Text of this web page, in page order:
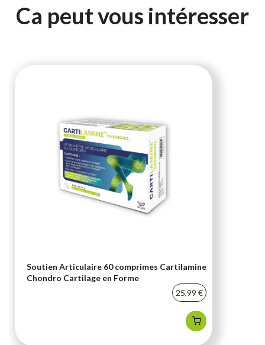
Ca peut vous intéresser
Soutien Articulaire 60 comprimes Cartilamine
Chondro Cartilage en Forme
25,99 €